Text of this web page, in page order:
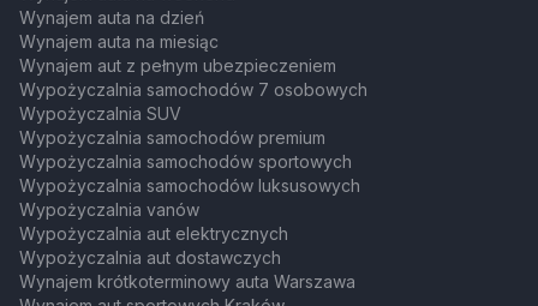
Wynajem auta na dzień
Wynajem auta na miesiąc
Wynajem aut z pełnym ubezpieczeniem
Wypożyczalnia samochodów 7 osobowych
Wypożyczalnia SUV
Wypożyczalnia samochodów premium
Wypożyczalnia samochodów sportowych
Wypożyczalnia samochodów luksusowych
Wypożyczalnia vanów
Wypożyczalnia aut elektrycznych
Wypożyczalnia aut dostawczych
Wynajem krótkoterminowy auta Warszawa